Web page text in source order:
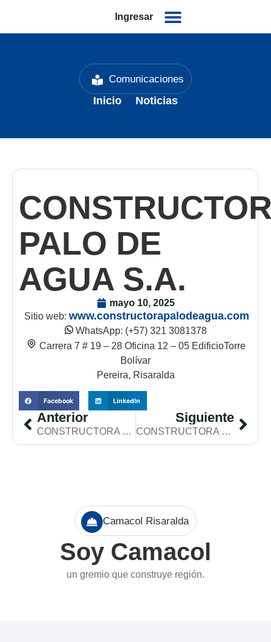
Ingresar
Comunicaciones
Inicio Noticias
PALO DE
AGUA S.A.
mayo 10, 2025
Sitio web: www.constructorapalodeagua.com
WhatsApp: (+57) 321 3081378
Carrera 7 # 19 – 28 Oficina 12 – 05 EdificioTorre
Bolívar
Pereira, Risaralda
Facebook LinkedIn
Anterior
CONSTRUCTORA LAS GALIAS S.A.
Siguiente
CONSTRUCTORA Y PROMOTORA EL PROGRESO S.A.S.
Camacol Risaralda
Soy Camacol
un gremio que construye región.